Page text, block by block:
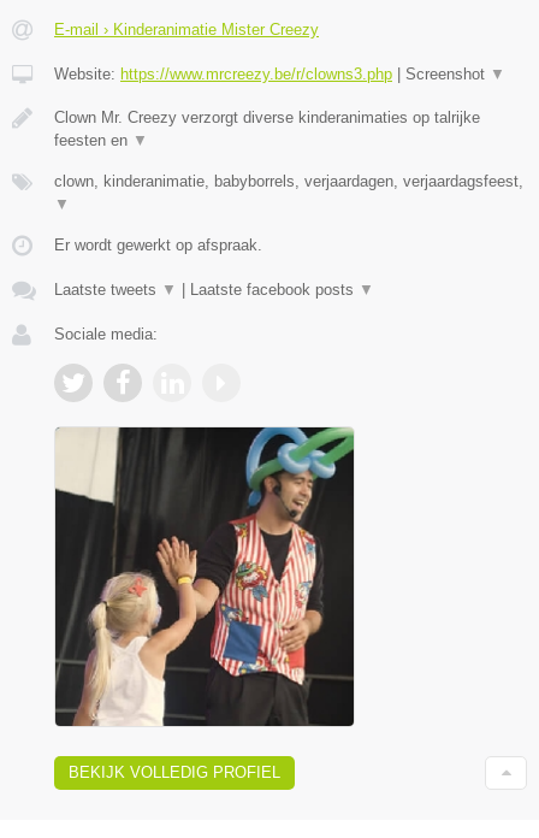
E-mail › Kinderanimatie Mister Creezy
Website: https://www.mrcreezy.be/r/clowns3.php Screenshot ▼
Clown Mr. Creezy verzorgt diverse kinderanimaties op talrijke
feesten en ▼
clown, kinderanimatie, babyborrels, verjaardagen, verjaardagsfeest,
▼
Er wordt gewerkt op afspraak.
Laatste tweets ▼ Laatste facebook posts ▼
Sociale media:
BEKIJK VOLLEDIG PROFIEL